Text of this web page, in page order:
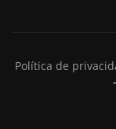
Política de